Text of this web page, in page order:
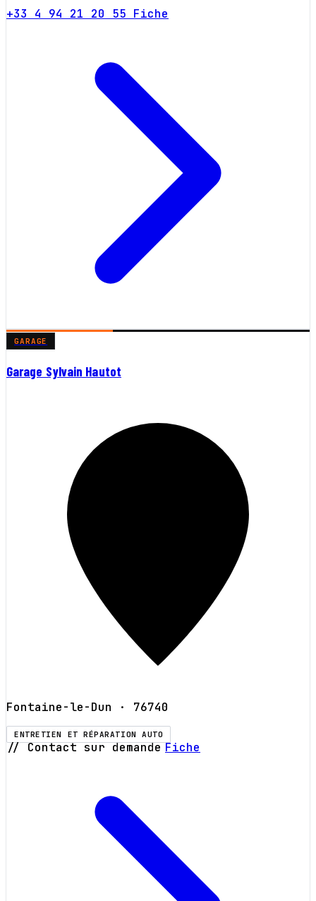
+33 4 94 21 20 55 Fiche
GARAGE
Garage Sylvain Hautot
Fontaine-le-Dun · 76740
ENTRETIEN ET RÉPARATION AUTO
// Contact sur demande Fiche